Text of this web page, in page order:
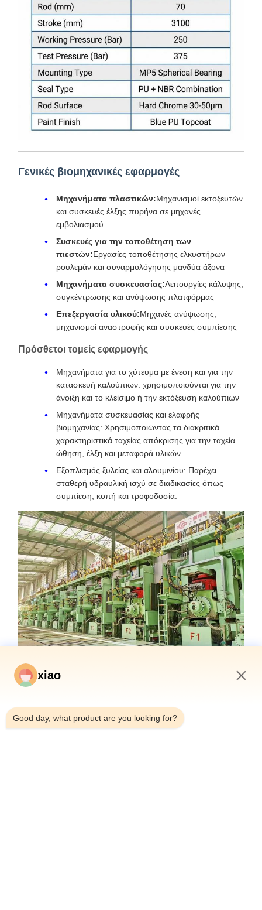
Γενικές βιομηχανικές εφαρμογές
Μηχανήματα πλαστικών:Μηχανισμοί εκτοξευτών
και συσκευές έλξης πυρήνα σε μηχανές
εμβολιασμού
Συσκευές για την τοποθέτηση των
πιεστών:Εργασίες τοποθέτησης ελκυστήρων
ρουλεμάν και συναρμολόγησης μανδύα άξονα
Μηχανήματα συσκευασίας:Λειτουργίες κάλυψης,
συγκέντρωσης και ανύψωσης πλατφόρμας
Επεξεργασία υλικού:Μηχανές ανύψωσης,
μηχανισμοί αναστροφής και συσκευές συμπίεσης
Πρόσθετοι τομείς εφαρμογής
Μηχανήματα για το χύτευμα με ένεση και για την
κατασκευή καλούπιων: χρησιμοποιούνται για την
άνοιξη και το κλείσιμο ή την εκτόξευση καλούπιων
Μηχανήματα συσκευασίας και ελαφρής
βιομηχανίας: Χρησιμοποιώντας τα διακριτικά
χαρακτηριστικά ταχείας απόκρισης για την ταχεία
ώθηση, έλξη και μεταφορά υλικών.
Εξοπλισμός ξυλείας και αλουμινίου: Παρέχει
σταθερή υδραυλική ισχύ σε διαδικασίες όπως
συμπίεση, κοπή και τροφοδοσία.
xiao
Good day, what product are you looking for?